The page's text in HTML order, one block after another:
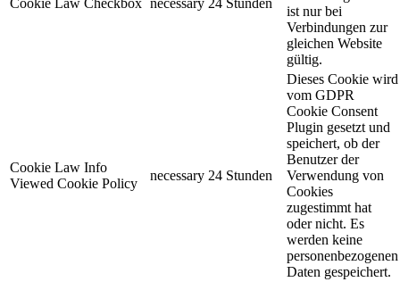
ist nur bei
Verbindungen zur
gleichen Website
gültig.
Cookie Law Info
Viewed Cookie Policy
necessary 24 Stunden
Dieses Cookie wird
vom GDPR
Cookie Consent
Plugin gesetzt und
speichert, ob der
Benutzer der
Verwendung von
Cookies
zugestimmt hat
oder nicht. Es
werden keine
personenbezogenen
Daten gespeichert.